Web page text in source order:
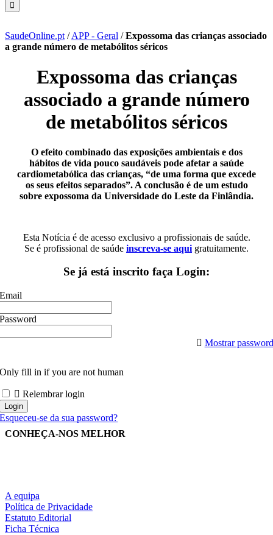
SaudeOnline.pt /APP - Geral /Expossoma das crianças associado
a grande número de metabólitos séricos
Expossoma das crianças
associado a grande número
de metabólitos séricos
O efeito combinado das exposições ambientais e dos
hábitos de vida pouco saudáveis pode afetar a saúde
cardiometabólica das crianças, “de uma forma que excede
os seus efeitos separados”. A conclusão é de um estudo
sobre expossoma da Universidade do Leste da Finlândia.
Esta Notícia é de acesso exclusivo a profissionais de saúde.
Se é profissional de saúde inscreva-se aqui gratuitamente.
Se já está inscrito faça Login:
Email
Password
Mostrar password
Only fill in if you are not human
Relembrar login
Esqueceu-se da sua password?
CONHEÇA-NOS MELHOR
A equipa
Política de Privacidade
Estatuto Editorial
Ficha Técnica